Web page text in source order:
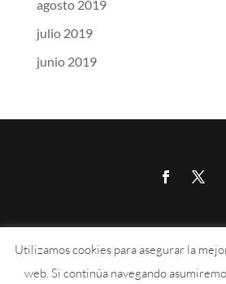
agosto 2019
julio 2019
junio 2019
Calle Aragón 215, 07008,
676 889 102
Utilizamos cookies para asegurar la
web. Si continúa navegando